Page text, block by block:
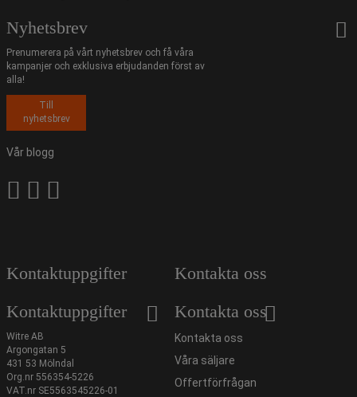
Nyhetsbrev
Prenumerera på vårt nyhetsbrev och få våra
kampanjer och exklusiva erbjudanden först av
alla!
Till
nyhetsbrev
Vår blogg
Kontaktuppgifter
Kontaktuppgifter
Witre AB
Argongatan 5
431 53 Mölndal
Org.nr 556354-5226
VAT.nr SE5563545226-01
Kontakta oss
Kontakta oss
Kontakta oss
Våra säljare
Offertförfrågan